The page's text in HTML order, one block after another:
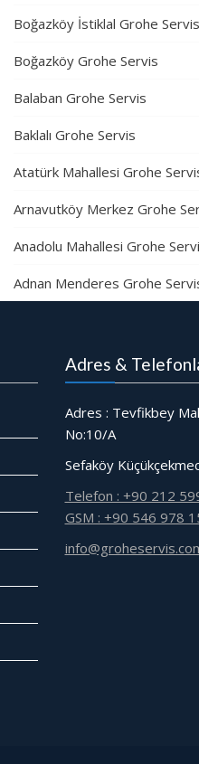
Boğazköy İstiklal Grohe Servis
Boğazköy Grohe Servis
Balaban Grohe Servis
Baklalı Grohe Servis
Atatürk Mahallesi Grohe
Arnavutköy Merkez Grohe
Anadolu Mahallesi Grohe
Adnan Menderes Grohe
Adres &
Adres : Tevfikbey
No:10/A
Sefaköy
Telefon : +90 212
GSM : +90 546 978